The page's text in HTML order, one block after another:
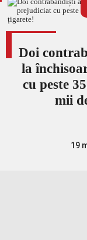
Doi
la
cu peste
mii
19